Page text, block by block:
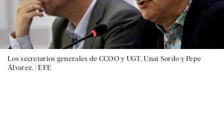
Los secretarios generales de CCOO y UGT, Unai Sordo y Pepe
Álvarez. |EFE